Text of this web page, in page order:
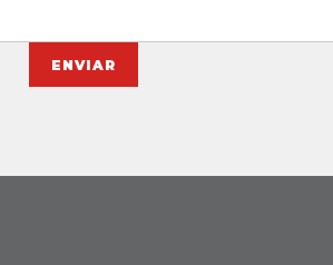
ENVIAR